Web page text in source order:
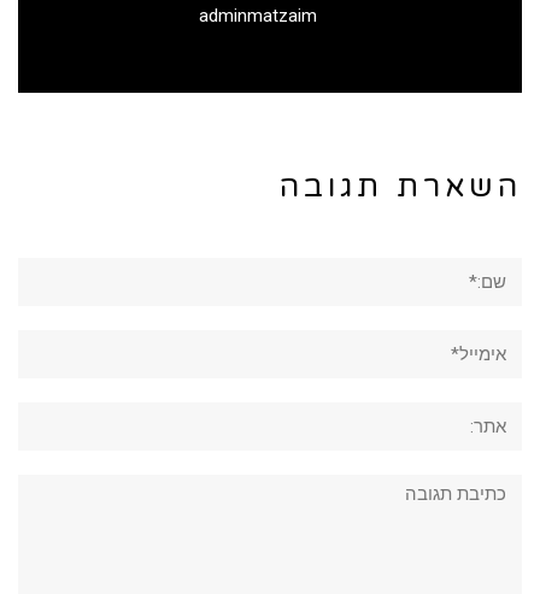
adminmatzaim
השארת תגובה